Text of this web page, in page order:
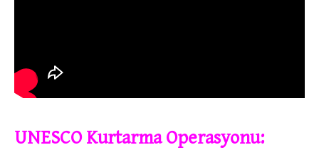
UNESCO Kurtarma Operasyonu: